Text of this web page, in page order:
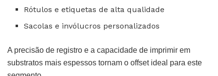
Rótulos e etiquetas de alta qualidade
Sacolas e invólucros personalizados
A precisão de registro e a capacidade de imprimir em
substratos mais espessos tornam o offset ideal para este